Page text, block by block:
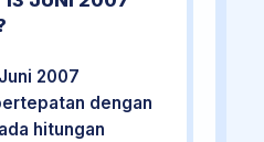
2007
dengan
hitungan